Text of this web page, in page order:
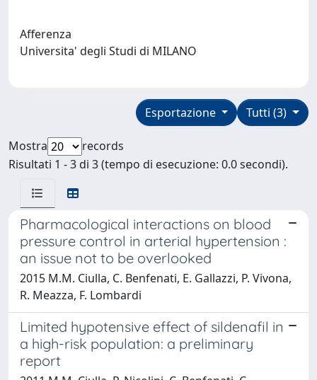
Afferenza
Universita' degli Studi di MILANO
Tutti (3)
Esportazione
Mostra
records
Risultati 1 - 3 di 3 (tempo di esecuzione: 0.0 secondi).
Pharmacological interactions on blood
pressure control in arterial hypertension :
an issue not to be overlooked
2015 M.M. Ciulla, C. Benfenati, E. Gallazzi, P. Vivona,
R. Meazza, F. Lombardi
Limited hypotensive effect of sildenafil in
a high-risk population: a preliminary
report